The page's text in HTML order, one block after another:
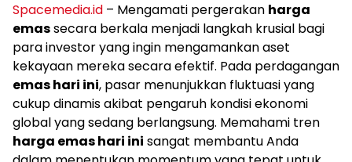
Spacemedia.id – Mengamati pergerakan harga
emassecara berkala menjadi langkah krusial bagi
para investor yang ingin mengamankan aset
kekayaan mereka secara efektif. Pada perdagangan
emas hari ini, pasar menunjukkan fluktuasi yang
cukup dinamis akibat pengaruh kondisi ekonomi
global yang sedang berlangsung. Memahami tren
harga emas hari ini sangat membantu Anda